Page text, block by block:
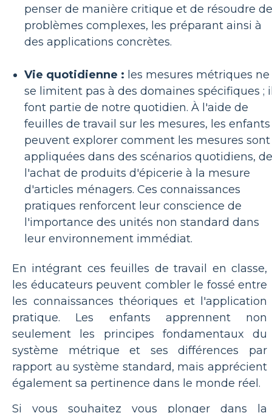
penser de manière critique et de résoudre
problèmes complexes, les préparant ainsi à
des applications concrètes.
Vie quotidienne : les mesures métriques ne
se limitent pas à des domaines spécifiques ;
font partie de notre quotidien. À l'aide de
feuilles de travail sur les mesures, les enfants
peuvent explorer comment les mesures sont
appliquées dans des scénarios quotidiens, de
l'achat de produits d'épicerie à la mesure
d'articles ménagers. Ces connaissances
pratiques renforcent leur conscience de
l'importance des unités non standard dans
leur environnement immédiat.
En intégrant ces feuilles de travail en classe,
les éducateurs peuvent combler le fossé entre
les connaissances théoriques et l'application
pratique. Les enfants apprennent non
seulement les principes fondamentaux du
système métrique et ses différences par
rapport au système standard, mais apprécient
également sa pertinence dans le monde réel.
Si vous souhaitez vous plonger dans la